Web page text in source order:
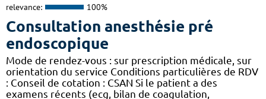
relevance: 100%
Consultation anesthésie pré
endoscopique
Mode de rendez-vous : sur prescription médicale, sur
orientation du service Conditions particulières de RDV
: Conseil de cotation : CSAN Si le patient a des
examens récents (ecg, bilan de coagulation,